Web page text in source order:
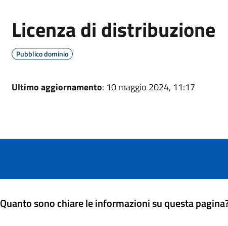
Licenza di distribuzione
Pubblico dominio
Ultimo aggiornamento: 10 maggio 2024, 11:17
Quanto sono chiare le informazioni su questa